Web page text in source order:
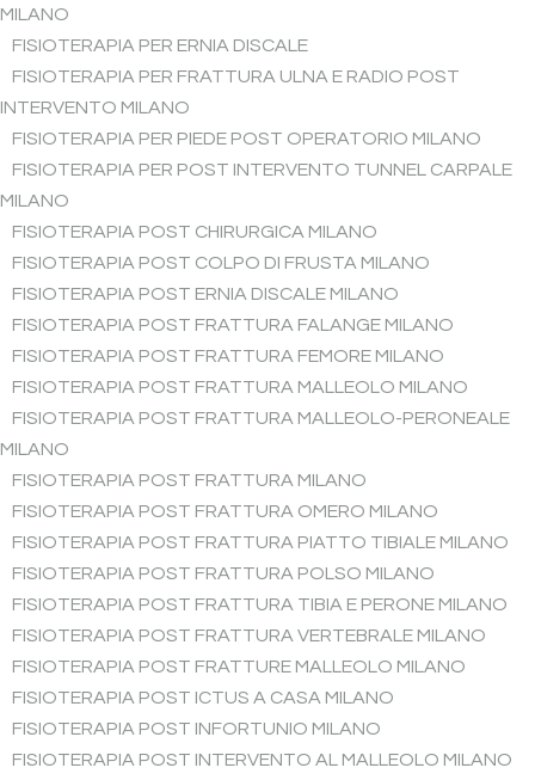
MILANO
FISIOTERAPIA PER ERNIA DISCALE
FISIOTERAPIA PER FRATTURA ULNA E RADIO POST
INTERVENTO MILANO
FISIOTERAPIA PER PIEDE POST OPERATORIO MILANO
FISIOTERAPIA PER POST INTERVENTO TUNNEL CARPALE
MILANO
FISIOTERAPIA POST CHIRURGICA MILANO
FISIOTERAPIA POST COLPO DI FRUSTA MILANO
FISIOTERAPIA POST ERNIA DISCALE MILANO
FISIOTERAPIA POST FRATTURA FALANGE MILANO
FISIOTERAPIA POST FRATTURA FEMORE MILANO
FISIOTERAPIA POST FRATTURA MALLEOLO MILANO
FISIOTERAPIA POST FRATTURA MALLEOLO-PERONEALE
MILANO
FISIOTERAPIA POST FRATTURA MILANO
FISIOTERAPIA POST FRATTURA OMERO MILANO
FISIOTERAPIA POST FRATTURA PIATTO TIBIALE MILANO
FISIOTERAPIA POST FRATTURA POLSO MILANO
FISIOTERAPIA POST FRATTURA TIBIA E PERONE MILANO
FISIOTERAPIA POST FRATTURA VERTEBRALE MILANO
FISIOTERAPIA POST FRATTURE MALLEOLO MILANO
FISIOTERAPIA POST ICTUS A CASA MILANO
FISIOTERAPIA POST INFORTUNIO MILANO
FISIOTERAPIA POST INTERVENTO AL MALLEOLO MILANO